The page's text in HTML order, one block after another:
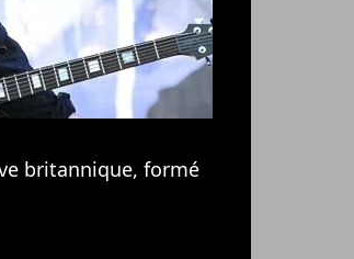
britannique, formé